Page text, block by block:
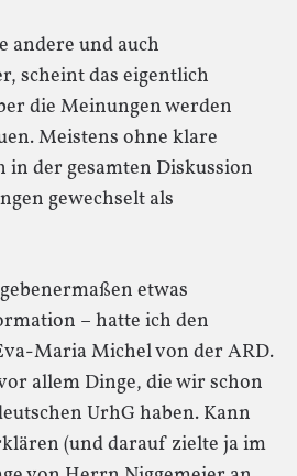
andere und auch
scheint das eigentlich
die Meinungen werden
Meistens ohne klare
in der gesamten Diskussion
gewechselt als
etwas
– hatte ich den
Maria Michel von der ARD.
allem Dinge, die wir schon
UrhG haben. Kann
(und darauf zielte ja im